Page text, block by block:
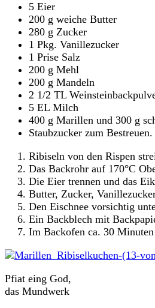
5 Eier
200 g weiche Butter
280 g Zucker
1 Pkg. Vanillezucker
1 Prise Salz
200 g Mehl
200 g Mandeln
2 1/2 TL
5 EL Milch
400 g Marillen und 300 g
Staubzucker zum Bestreuen.
Ribiseln von den Rispen
Das Backrohr auf 170°C
Die Eier trennen und das
Butter, Zucker,
Den Eischnee vorsichtig
Ein Backblech mit
Im Backofen ca. 30
Pfiat eing God,
das Mundwerk